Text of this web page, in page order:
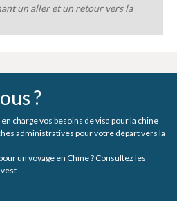
un aller et un retour vers la
?
charge vos besoins de visa pour la chine
administratives pour votre départ vers la
un voyage en Chine ? Consultez les